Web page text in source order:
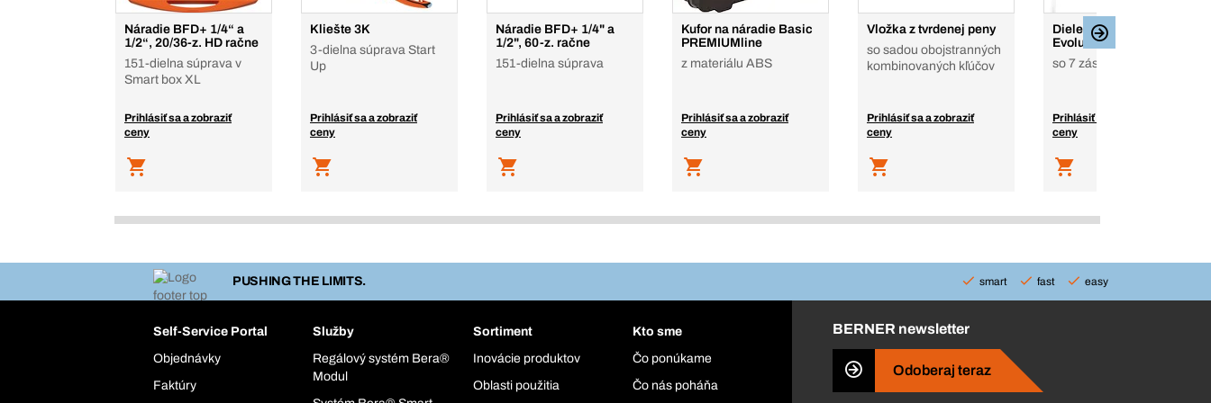
Náradie BFD+ 1/4“ a
1/2“, 20/36-z. HD račne
151-dielna súprava v
Smart box XL
Prihlásiť sa a zobraziť
ceny
Kliešte 3K
3-dielna súprava Start
Up
Prihlásiť sa a zobraziť
ceny
Náradie BFD+ 1/4" a
1/2", 60-z. račne
151-dielna súprava
Prihlásiť sa a zobraziť
ceny
Kufor na náradie Basic
PREMIUMline
z materiálu ABS
Prihlásiť sa a zobraziť
ceny
Vložka z tvrdenej peny
so sadou obojstranných
kombinovaných kľúčov
Prihlásiť sa a zobraziť
ceny
Dielenské vozíky
Evolution II Evolution II
so 7 zásuvkami
Prihlásiť sa a zobraziť
ceny
PUSHING THE LIMITS. smart fast easy
Self-Service Portal
Objednávky
Faktúry
Služby
Regálový systém Bera®
Modul
Sortiment
Inovácie produktov
Oblasti použitia
Kto sme
Čo ponúkame
Čo nás poháňa
BERNER newsletter
Odoberaj teraz